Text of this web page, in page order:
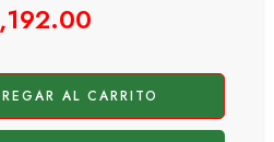
AL CARRITO